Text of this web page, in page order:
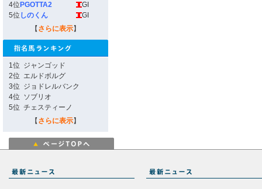
4位 PGOTTA2
GI
5位 しのくん
GI
【 さらに表示】
1位 ジャンゴッド
2位 エルドボルグ
3位 ジョドレルバンク
4位 ソブリオ
5位 チェスティーノ
【 さらに表示】